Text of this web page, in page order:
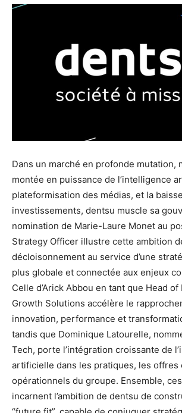
Dans un marché en profonde mutation,
montée en puissance de l’intelligence
plateformisation des médias, et la
investissements, dentsu muscle sa
nomination de Marie-Laure Monet au
Strategy Officer illustre cette ambition
décloisonnement au service d’une
plus globale et connectée aux enjeux
Celle d’Arick Abbou en tant que Head of
Growth Solutions accélère le
innovation, performance et
tandis que Dominique Latourelle,
Tech, porte l’intégration croissante de
artificielle dans les pratiques, les offres
opérationnels du groupe. Ensemble,
incarnent l’ambition de dentsu de